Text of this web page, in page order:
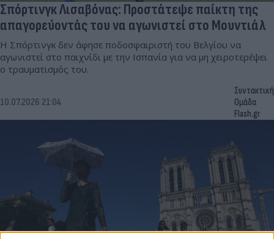
Σπόρτινγκ Λισαβόνας: Προστάτεψε παίκτη της
απαγορεύοντάς του να αγωνιστεί στο Μουντιάλ
Η Σπόρτινγκ δεν άφησε ποδοσφαιριστή του Βελγίου να
αγωνιστεί στο παιχνίδι με την Ισπανία για να μη χειροτερέψει
ο τραυματισμός του.
10.07.2026 21:04
Συντακτική
Ομάδα
Flash.gr